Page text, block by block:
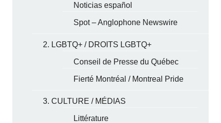
Noticias español
Spot – Anglophone Newswire
2. LGBTQ+ / DROITS LGBTQ+
Conseil de Presse du Québec
Fierté Montréal / Montreal Pride
3. CULTURE / MÉDIAS
Littérature